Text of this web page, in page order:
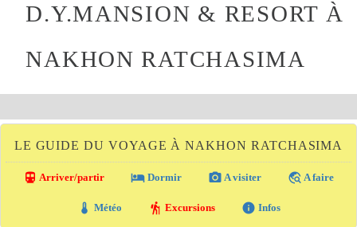
D.Y.MANSION & RESORT À
NAKHON RATCHASIMA
LE GUIDE DU VOYAGE À NAKHON RATCHASIMA
directions_transit Arriver/partir local_hotel Dormir photo_camera A visiter travel_explore A faire
thermostat Météo hiking Excursions info Infos